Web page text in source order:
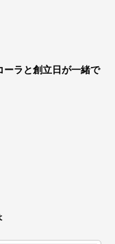
ーラと創立日が一緒で